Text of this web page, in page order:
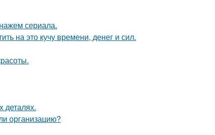
сериала.
на это кучу времени, денег и сил.
деталях.
организацию?